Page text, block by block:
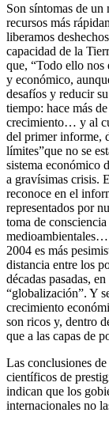
Son síntomas de un
recursos más
liberamos
capacidad de la
que, “Todo ello nos
y económico,
desafíos y reducir
tiempo: hace más
crecimiento… y al
del primer informe,
límites”que no se
sistema económico
a gravísimas crisis.
reconoce en el
representados por
toma de
medioambientales…
2004 es más
distancia entre los
décadas pasadas,
“globalización”. Y
crecimiento
son ricos y, dentro
que a las capas de
Las conclusiones
científicos de
indican que los
internacionales no